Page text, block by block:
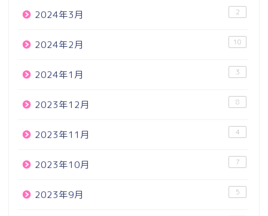
2024年3月 2
2024年2月 10
2024年1月 3
2023年12月 8
2023年11月 4
2023年10月 7
2023年9月 5